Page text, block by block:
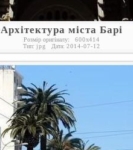
Архітектура міста Барі
Розмір оригіналу: 600x414
Тип: jpg Дата: 2014-07-12